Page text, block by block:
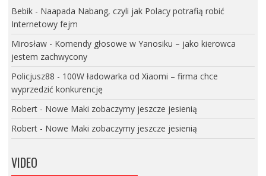
Bebik- Naapada Nabang, czyli jak Polacy potrafią robić
Internetowy fejm
Mirosław- Komendy głosowe w Yanosiku – jako kierowca
jestem zachwycony
Policjusz88 - 100W ładowarka od Xiaomi – firma chce
wyprzedzić konkurencję
Robert- Nowe Maki zobaczymy jeszcze jesienią
Robert- Nowe Maki zobaczymy jeszcze jesienią
VIDEO